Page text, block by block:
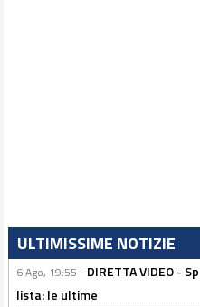
ULTIMISSIME NOTIZIE
6 Ago, 19:55 - DIRETTA VIDEO -
lista: le ultime